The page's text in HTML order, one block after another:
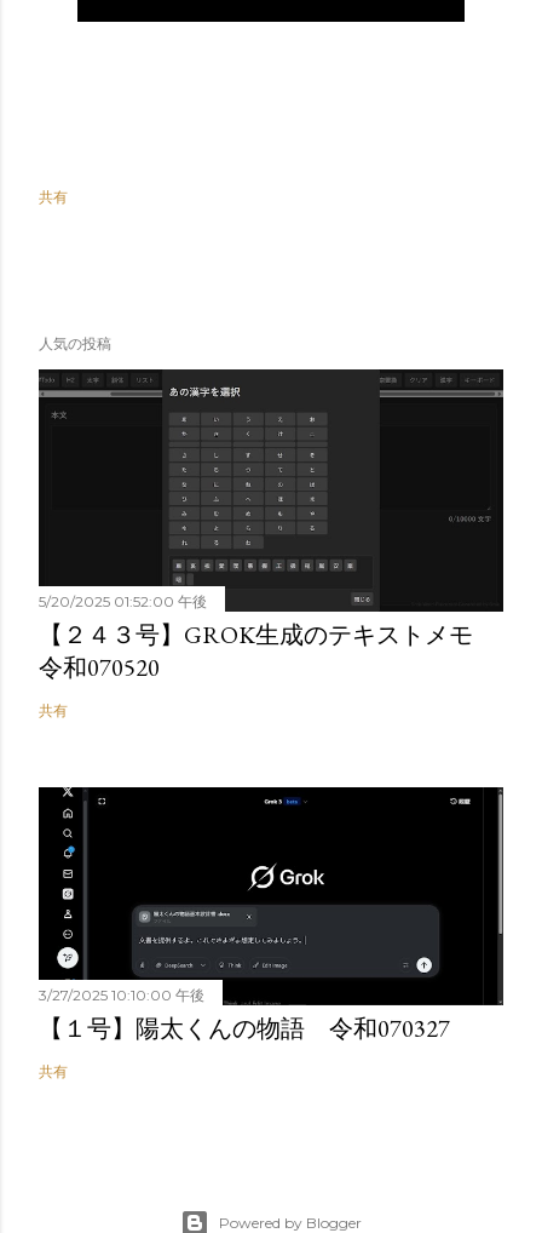
共有
人気の投稿
5/20/2025 01:52:00 午後
【２４３号】GROK生成のテキストメモ
令和070520
共有
3/27/2025 10:10:00 午後
【１号】陽太くんの物語 令和070327
共有
Powered by Blogger